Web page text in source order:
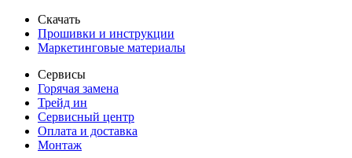
Скачать
Прошивки и инструкции
Маркетинговые материалы
Сервисы
Горячая замена
Трейд ин
Сервисный центр
Оплата и доставка
Монтаж